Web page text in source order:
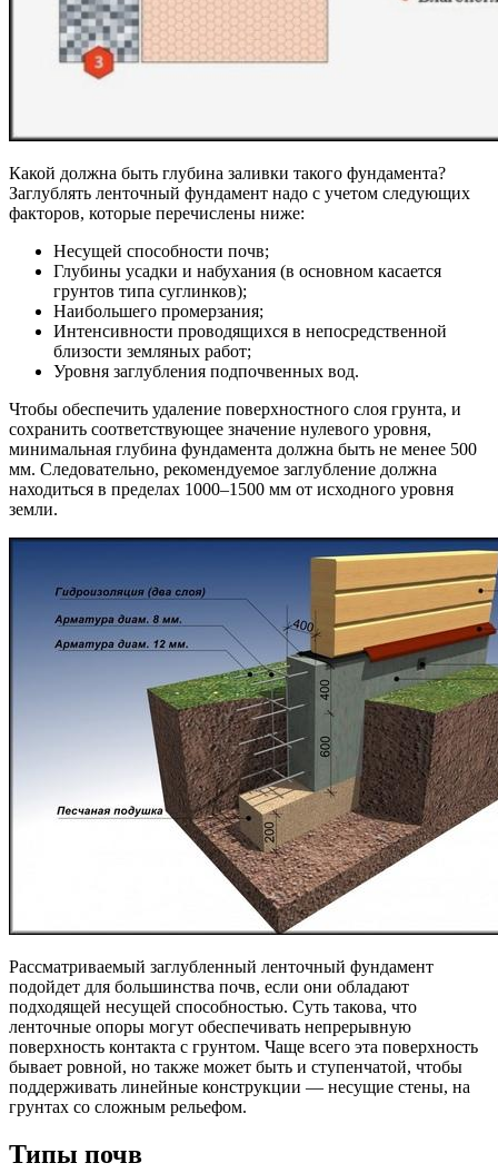
Какой должна быть глубина заливки такого фундамента?
Заглублять ленточный фундамент надо с учетом следующих
факторов, которые перечислены ниже:
Несущей способности почв;
Глубины усадки и набухания (в основном касается
грунтов типа суглинков);
Наибольшего промерзания;
Интенсивности проводящихся в непосредственной
близости земляных работ;
Уровня заглубления подпочвенных вод.
Чтобы обеспечить удаление поверхностного слоя грунта, и
сохранить соответствующее значение нулевого уровня,
минимальная глубина фундамента должна быть не менее 500
мм. Следовательно, рекомендуемое заглубление должна
находиться в пределах 1000–1500 мм от исходного уровня
земли.
Рассматриваемый заглубленный ленточный фундамент
подойдет для большинства почв, если они обладают
подходящей несущей способностью. Суть такова, что
ленточные опоры могут обеспечивать непрерывную
поверхность контакта с грунтом. Чаще всего эта поверхность
бывает ровной, но также может быть и ступенчатой, чтобы
поддерживать линейные конструкции — несущие стены, на
грунтах со сложным рельефом.
Типы почв